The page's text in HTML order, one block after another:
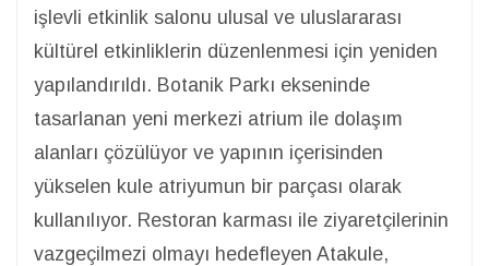
işlevli etkinlik salonu ulusal ve uluslararası
kültürel etkinliklerin düzenlenmesi için yeniden
yapılandırıldı. Botanik Parkı ekseninde
tasarlanan yeni merkezi atrium ile dolaşım
alanları çözülüyor ve yapının içerisinden
yükselen kule atriyumun bir parçası olarak
kullanılıyor. Restoran karması ile ziyaretçilerinin
vazgeçilmezi olmayı hedefleyen Atakule,